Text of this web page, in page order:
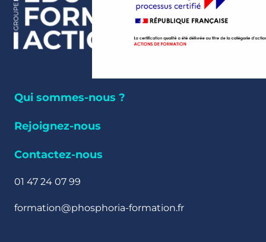
Qui sommes-nous ?
Rejoignez-nous
Contactez-nous
01 47 24 07 99
formation@phosphoria-formation.fr